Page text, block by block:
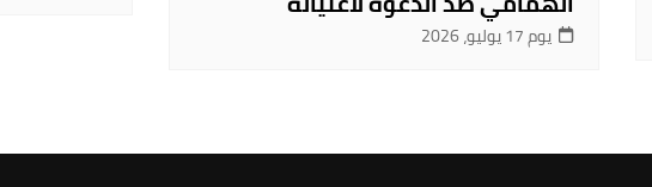
يوم 17 يوليو، 2026